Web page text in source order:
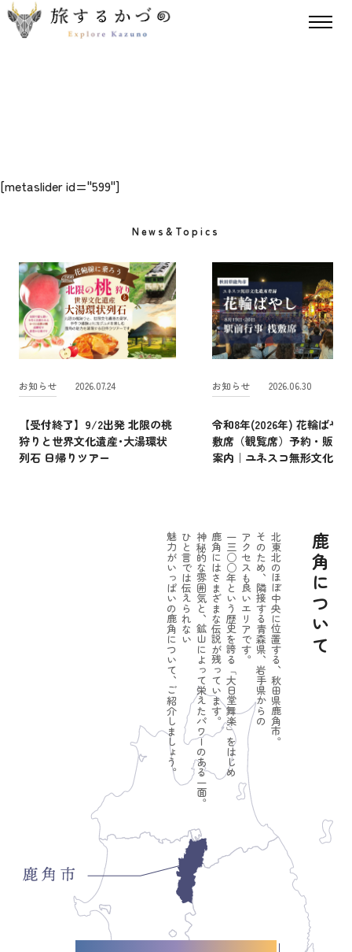
[metaslider id="599"]
News&Topics
お知らせ 2026.07.24
【受付終了】9/2出発 北限の桃
狩りと世界文化遺産･大湯環状
列石 日帰りツアー
お知らせ 2026.06.30
令和8年(2026年) 花輪ばや
敷席（観覧席）予約・販売
案内｜ユネスコ無形文化遺
鹿角について
北東北のほぼ中央に位置する、秋田県鹿角市。
そのため、隣接する青森県、岩手県からの
アクセスも良いエリアです。
一三○○年という歴史を誇る「大日堂舞楽」をはじめ
鹿角にはさまざまな伝説が残っています。
神秘的な雰囲気と、鉱山によって栄えたパワーのある一面。
ひと言では伝えられない
魅力がいっぱいの鹿角について、ご紹介しましょう。